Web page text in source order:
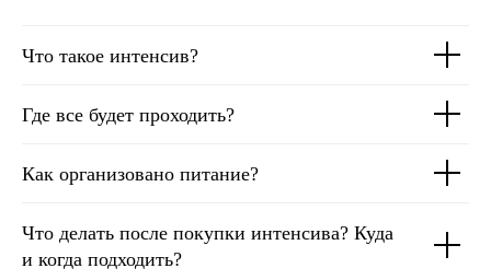
Что такое интенсив?
Где все будет проходить?
Как организовано питание?
Что делать после покупки интенсива? Куда
и когда подходить?